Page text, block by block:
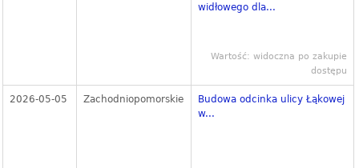
widłowego dla...
Wartość: widoczna po zakupie
dostępu
2026-05-05 Zachodniopomorskie
Budowa odcinka ulicy Łąkowej
w...